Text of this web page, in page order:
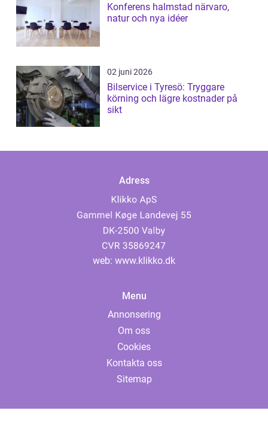
Konferens halmstad närvaro,
natur och nya idéer
02 juni 2026
Bilservice i Tyresö: Tryggare
körning och lägre kostnader på
sikt
Adress
web: www.klikko.dk
Menu
Annonsering
Om oss
Cookies
Kontakta oss
Sitemap